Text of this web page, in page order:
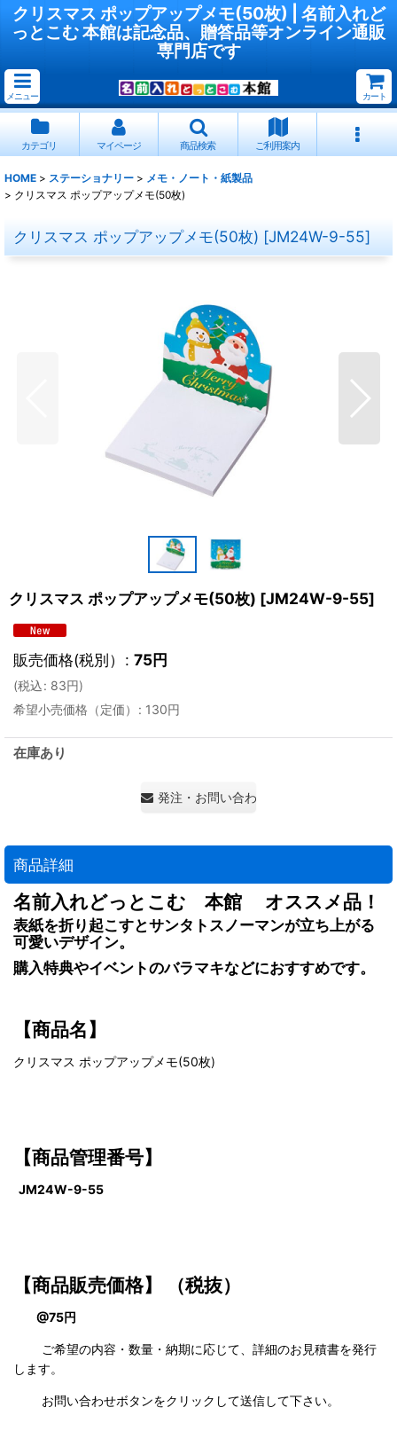
クリスマス ポップアップメモ(50枚) | 名前入れど
っとこむ 本館は記念品、贈答品等オンライン通販
専門店です
メニュー カート
カテゴリ マイページ 商品検索 ご利用案内
HOME > ステーショナリー > メモ・ノート・紙製品
> クリスマス ポップアップメモ(50枚)
クリスマス ポップアップメモ(50枚) [JM24W-9-55]
クリスマス ポップアップメモ(50枚) [JM24W-9-55]
販売価格(税別） : 75円
(税込: 83円)
希望小売価格（定価）
: 130円
在庫あり
発注・お問い合わせ・見積もり依頼
商品詳細
名前入れどっとこむ 本館 オススメ品！
表紙を折り起こすとサンタトスノーマンが立ち上がる
可愛いデザイン。
購入特典やイベントのバラマキなどにおすすめです。
【商品名】
クリスマス ポップアップメモ(50枚)
【商品管理番号】
JM24W-9-55
【商品販売価格】 （税抜）
@75円
ご希望の内容・数量・納期に応じて、詳細のお見積書を発行
します。
お問い合わせボタンをクリックして送信して下さい。